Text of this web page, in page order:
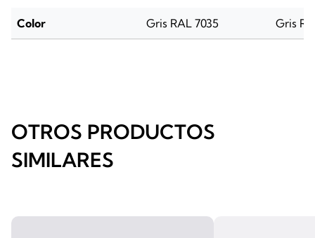
Color Gris RAL 7035 Gris
OTROS PRODUCTOS
SIMILARES